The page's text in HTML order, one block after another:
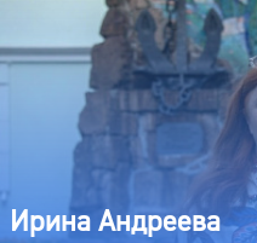
Ирина Андреева